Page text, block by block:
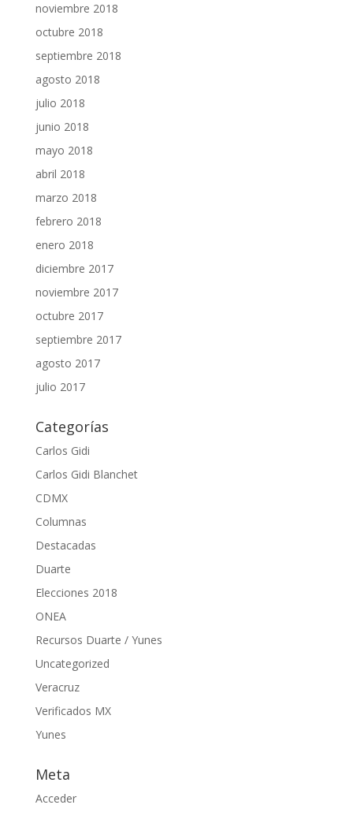
noviembre 2018
octubre 2018
septiembre 2018
agosto 2018
julio 2018
junio 2018
mayo 2018
abril 2018
marzo 2018
febrero 2018
enero 2018
diciembre 2017
noviembre 2017
octubre 2017
septiembre 2017
agosto 2017
julio 2017
Categorías
Carlos Gidi
Carlos Gidi Blanchet
CDMX
Columnas
Destacadas
Duarte
Elecciones 2018
ONEA
Recursos Duarte / Yunes
Uncategorized
Veracruz
Verificados MX
Yunes
Meta
Acceder